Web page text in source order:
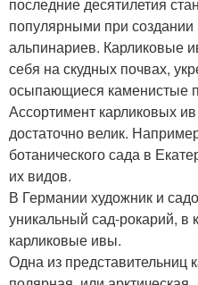
популярными при
альпинариев. Карликовые
себя на скудных почвах,
осыпающиеся каменистые
Ассортимент карликовых
достаточно велик.
ботанического сада в
их видов.
В Германии художник и
уникальный сад-рокарий, в
карликовые ивы.
Одна из представительниц